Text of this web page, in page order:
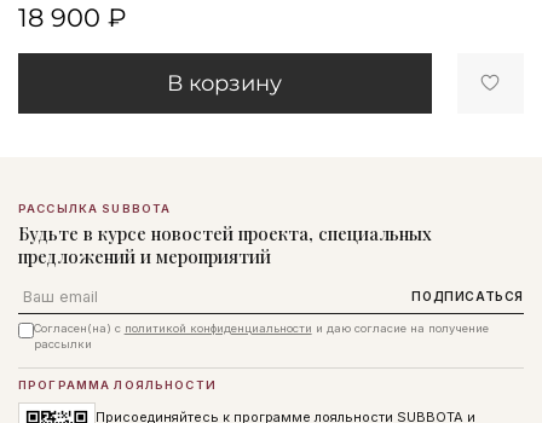
18 900 ₽
В корзину
РАССЫЛКА SUBBOTA
Будьте в курсе новостей проекта, специальных
предложений и мероприятий
Email ПОДПИСАТЬСЯ
Согласен(на) с политикой конфиденциальности и даю согласие на получение
рассылки
ПРОГРАММА ЛОЯЛЬНОСТИ
Присоединяйтесь к программе лояльности SUBBOTA и